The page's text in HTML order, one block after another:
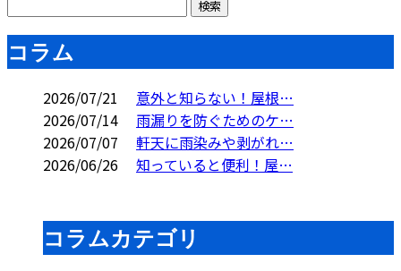
コラム
2026/07/21
意外と知らない！屋根…
2026/07/14
雨漏りを防ぐためのケ…
2026/07/07
軒天に雨染みや剥がれ…
2026/06/26
知っていると便利！屋…
コラムカテゴリ